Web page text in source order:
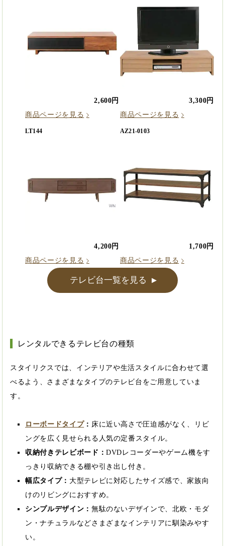
2,600円
商品ページを見る
3,300円
商品ページを見る
LT144
4,200円
商品ページを見る
AZ21-0103
1,700円
商品ページを見る
テレビ台一覧を見る ▲
レンタルできるテレビ台の種類
スタイリクスでは、インテリアや生活スタイルに合わせて選
べるよう、さまざまなタイプのテレビ台をご用意していま
す。
ローボードタイプ： 床に近い高さで圧迫感がなく、リビ
ングを広く見せられる人気の定番スタイル。
収納付きテレビボード：DVDレコーダーやゲーム機をす
っきり収納できる棚や引き出し付き。
幅広タイプ： 大型テレビに対応したサイズ感で、家族向
けのリビングにおすすめ。
シンプルデザイン： 無駄のないデザインで、北欧・モダ
ン・ナチュラルなどさまざまなインテリアに馴染みやす
い。